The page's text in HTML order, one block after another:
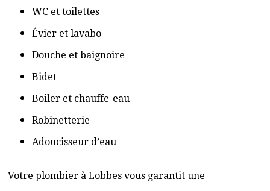
WC et toilettes
Évier et lavabo
Douche et baignoire
Bidet
Boiler et chauffe-eau
Robinetterie
Adoucisseur d’eau
Votre plombier à Lobbes vous garantit une